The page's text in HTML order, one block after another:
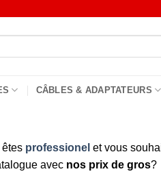
CÂBLES & ADAPTATEURS
êtes professionel et vous
avec nos prix de gros?